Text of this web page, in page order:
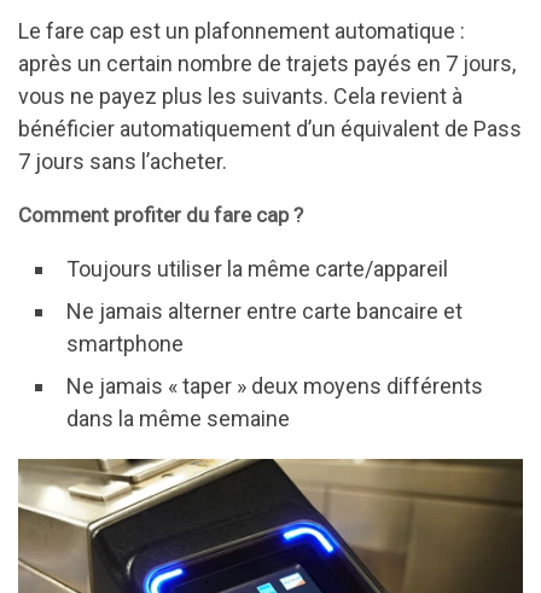
Le fare cap est un plafonnement automatique :
après un certain nombre de trajets payés en 7 jours,
vous ne payez plus les suivants. Cela revient à
bénéficier automatiquement d’un équivalent de Pass
7 jours sans l’acheter.
Comment profiter du fare cap ?
Toujours utiliser la même carte/appareil
Ne jamais alterner entre carte bancaire et
smartphone
Ne jamais « taper » deux moyens différents
dans la même semaine